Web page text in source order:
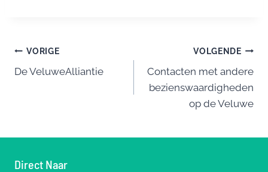
b
o
Bericht
VORIGE
De VeluweAlliantie
VOLGENDE
Contacten met andere
bezienswaardigheden
op de Veluwe
Direct Naar